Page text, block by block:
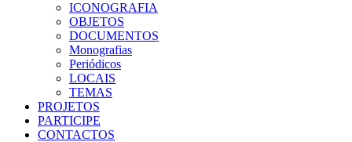
ICONOGRAFIA
OBJETOS
DOCUMENTOS
Monografias
Periódicos
LOCAIS
TEMAS
PROJETOS
PARTICIPE
CONTACTOS